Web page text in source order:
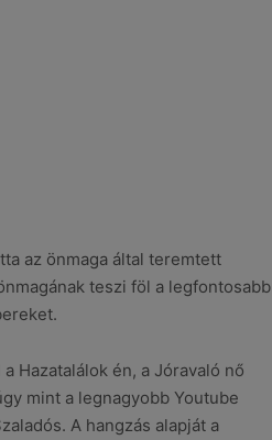
az önmaga által teremtett
teszi föl a legfontosabb
Hazatalálok én, a Jóravaló nő
mint a legnagyobb Youtube
A hangzás alapját a